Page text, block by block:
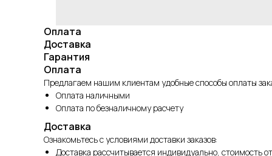
Оплата
Доставка
Гарантия
Оплата
Предлагаем нашим клиентам удобные способы оплаты
Оплата наличными
Оплата по безналичному расчету
Доставка
Ознакомьтесь с условиями доставки заказов:
Доставка рассчитывается индивидуально, стоимость